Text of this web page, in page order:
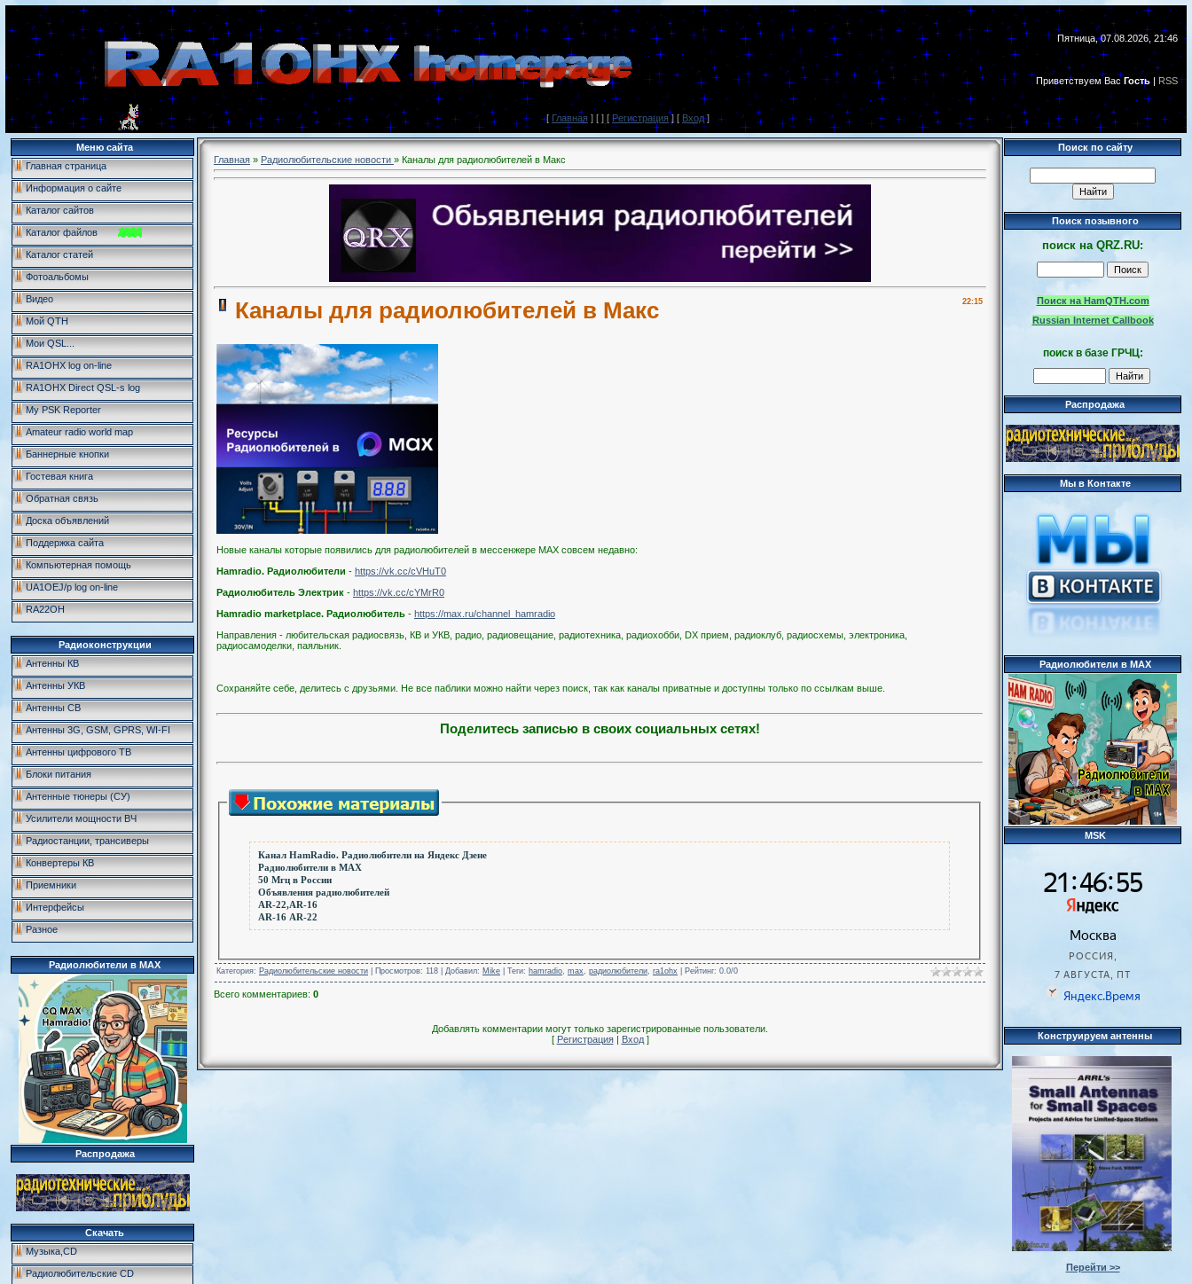
Пятница, 07.08.2026, 21:46
Приветствуем Вас Гость|RSS
[Главная ] [ ] [Регистрация] [ Вход]
Меню сайта
Главная страница
Информация о сайте
Каталог сайтов
Каталог файлов
Каталог статей
Фотоальбомы
Видео
Мой QTH
Мои QSL...
RA1OHX log on-line
RA1OHX Direct QSL-s log
My PSK Reporter
Amateur radio world map
Баннерные кнопки
Гостевая книга
Обратная связь
Доска объявлений
Поддержка сайта
Компьютерная помощь
UA1OEJ/p log on-line
RA22OH
Радиоконструкции
Антенны КВ
Антенны УКВ
Антенны CB
Антенны 3G, GSM, GPRS, WI-FI
Антенны цифрового ТВ
Блоки питания
Антенные тюнеры (СУ)
Усилители мощности ВЧ
Радиостанции, трансиверы
Конвертеры КВ
Приемники
Интерфейсы
Разное
Радиолюбители в MAX
Распродажа
Скачать
Музыка,CD
Радиолюбительские CD
Главная » Радиолюбительские новости » Каналы для радиолюбителей в Макс
22:15
Каналы для радиолюбителей в Макс
Новые каналы которые появились для радиолюбителей в мессенжере MAX совсем недавно:
Hamradio. Радиолюбители - https://vk.cc/cVHuT0
Радиолюбитель Электрик - https://vk.cc/cYMrR0
Hamradio marketplace. Радиолюбитель - https://max.ru/channel_hamradio
Направления - любительская радиосвязь, КВ и УКВ, радио, радиовещание, радиотехника, радиохобби, DX прием, радиоклуб, радиосхемы, электроника,
радиосамоделки, паяльник.
Сохраняйте себе, делитесь с друзьями. Не все паблики можно найти через поиск, так как каналы приватные и доступны только по ссылкам выше.
Поделитесь записью в своих социальных сетях!
Канал HamRadio. Радиолюбители на Яндекс Дзене
Радиолюбители в MAX
50 Мгц в России
Объявления радиолюбителей
AR-22,AR-16
AR-16 AR-22
Категория: Радиолюбительские новости Просмотров: 118 | Добавил: Mike Теги: hamradio max радиолюбители ra1ohx Рейтинг: 0.0/0
Всего комментариев: 0
Добавлять комментарии могут только зарегистрированные пользователи.
[ Регистрация| Вход]
Поиск по сайту
Поиск позывного
поиск на QRZ.RU:
Поиск на HamQTH.com
Russian Internet Callbook
поиск в базе ГРЧЦ:
Распродажа
Мы в Контакте
Радиолюбители в MAX
MSK
Конструируем антенны
Перейти >>